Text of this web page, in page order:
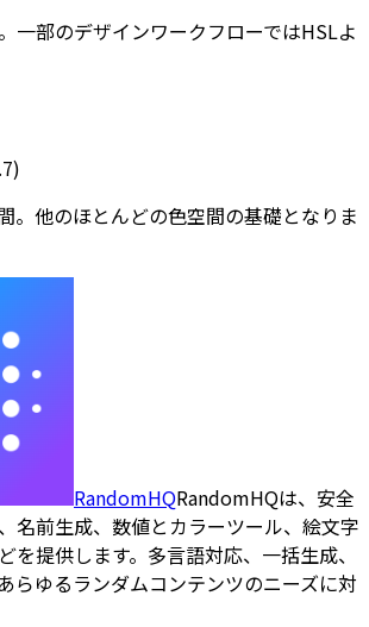
一部のデザインワークフローではHSLよ
。他のほとんどの色空間の基礎となりま
RandomHQRandomHQは、安全
名前生成、数値とカラーツール、絵文字
を提供します。多言語対応、一括生成、
らゆるランダムコンテンツのニーズに対